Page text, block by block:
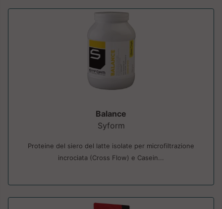
Balance
Syform
Proteine del siero del latte isolate per microfiltrazione
incrociata (Cross Flow) e Casein...